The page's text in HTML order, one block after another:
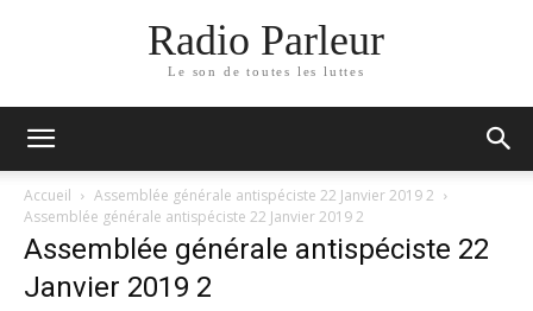
Radio Parleur
Le son de toutes les luttes
Accueil
Assemblée générale antispéciste 22 Janvier 2019 2
Assemblée générale antispéciste 22 Janvier 2019 2
Assemblée générale antispéciste 22
Janvier 2019 2